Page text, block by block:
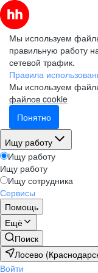
Мы используем
правильную работу
сетевой трафик.
Правила
Мы используем
файлов cookie
Понятно
Ищу работу
Ищу работу
Ищу работу
Ищу сотрудника
Сервисы
Помощь
Ещё
Поиск
Лосево
Войти